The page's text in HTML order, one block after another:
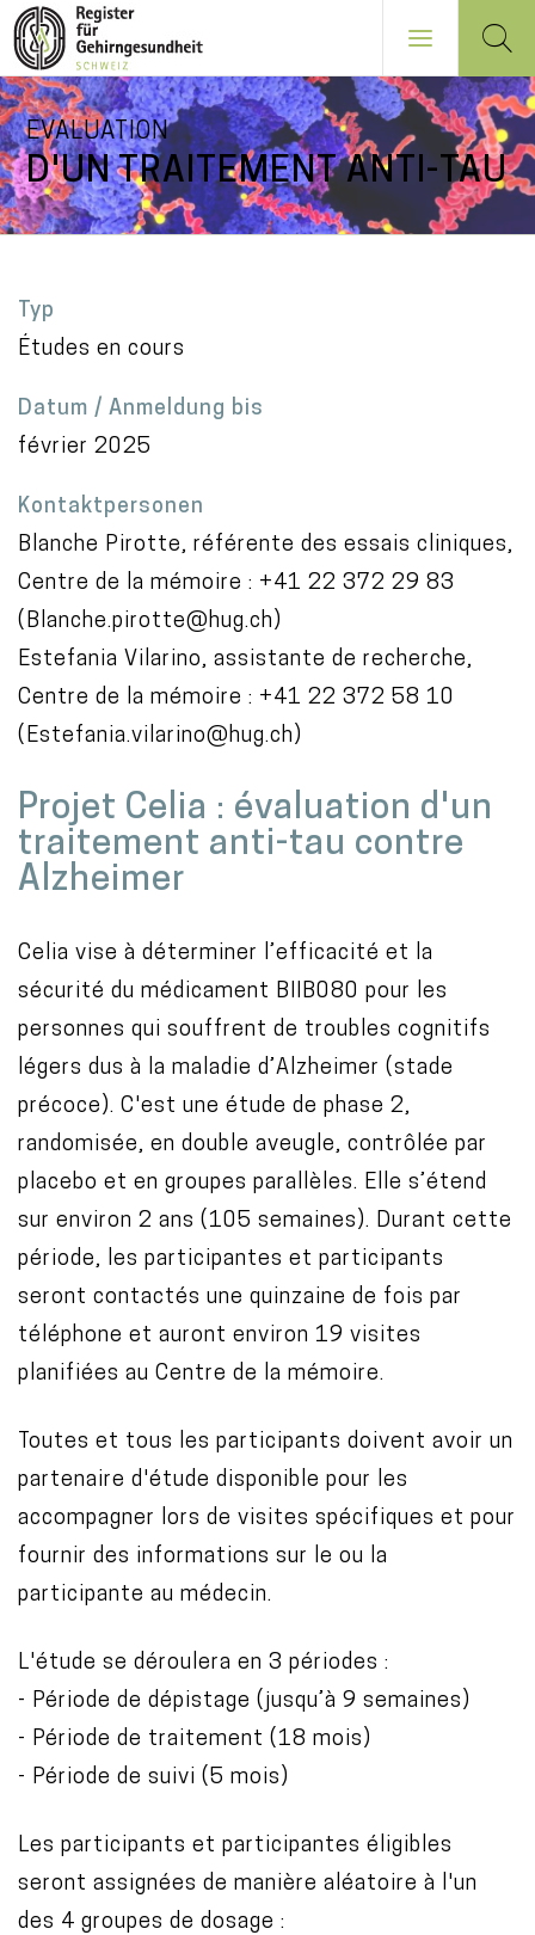
Direkt
zum
Inhalt
EVALUATION
D'UN TRAITEMENT ANTI-TAU
Typ
Études en cours
Datum / Anmeldung bis
février 2025
Kontaktpersonen
Blanche Pirotte, référente des essais cliniques,
Centre de la mémoire : +41 22 372 29 83
(Blanche.pirotte@hug.ch)
Estefania Vilarino, assistante de recherche,
Centre de la mémoire : +41 22 372 58 10
(Estefania.vilarino@hug.ch)
Projet Celia : évaluation d'un
traitement anti-tau contre
Alzheimer
Celia vise à déterminer l’efficacité et la
sécurité du médicament BIIB080 pour les
personnes qui souffrent de troubles cognitifs
légers dus à la maladie d’Alzheimer (stade
précoce). C'est une étude de phase 2,
randomisée, en double aveugle, contrôlée par
placebo et en groupes parallèles. Elle s’étend
sur environ 2 ans (105 semaines). Durant cette
période, les participantes et participants
seront contactés une quinzaine de fois par
téléphone et auront environ 19 visites
planifiées au Centre de la mémoire.
Toutes et tous les participants doivent avoir un
partenaire d'étude disponible pour les
accompagner lors de visites spécifiques et pour
fournir des informations sur le ou la
participante au médecin.
L'étude se déroulera en 3 périodes :
- Période de dépistage (jusqu’à 9 semaines)
- Période de traitement (18 mois)
- Période de suivi (5 mois)
Les participants et participantes éligibles
seront assignées de manière aléatoire à l'un
des 4 groupes de dosage :